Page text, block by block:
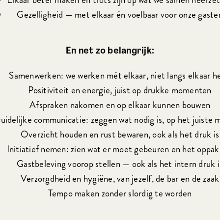
Gezelligheid — met elkaar én voelbaar voor onze
En net zo belangrijk:
Samenwerken: we werken mét elkaar, niet langs elkaar
Positiviteit en energie, juist op drukke momenten
Afspraken nakomen en op elkaar kunnen bouwen
communicatie: zeggen wat nodig is, op het juiste
Overzicht houden en rust bewaren, ook als het druk is
Initiatief nemen: zien wat er moet gebeuren en het
Gastbeleving voorop stellen — ook als het intern druk
Verzorgdheid en hygiëne, van jezelf, de bar en de zaak
Tempo maken zonder slordig te worden